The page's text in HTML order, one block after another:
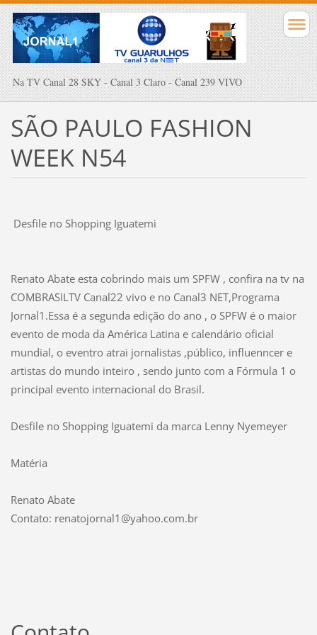
Na TV Canal 28 SKY - Canal 3 Claro - Canal 239 VIVO
SÃO PAULO FASHION
WEEK N54
Desfile no Shopping Iguatemi
Renato Abate esta cobrindo mais um SPFW , confira na tv na
COMBRASILTV Canal22 vivo e no Canal3 NET,Programa
Jornal1.Essa é a segunda edição do ano , o SPFW é o maior
evento de moda da América Latina e calendário oficial
mundial, o eventro atrai jornalistas ,público, influenncer e
artistas do mundo inteiro , sendo junto com a Fórmula 1 o
principal evento internacional do Brasil.
Desfile no Shopping Iguatemi da marca Lenny Nyemeyer
Matéria
Renato Abate
Contato: renatojornal1@yahoo.com.br